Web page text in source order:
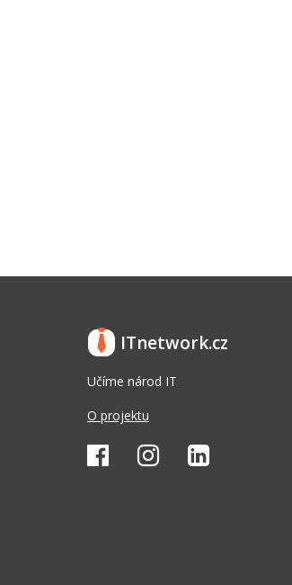
ITnetwork.cz
Učíme národ IT
O projektu